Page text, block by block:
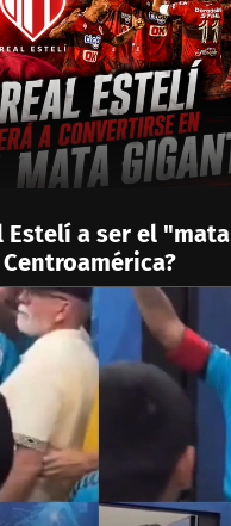
Estelí a ser el "mata